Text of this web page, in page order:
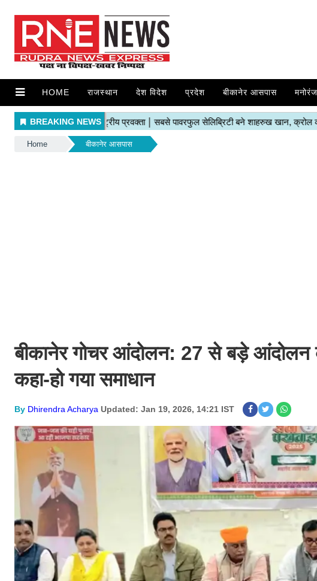
HOME राजस्थान देश विदेश प्रदेश बीकानेर आसपास
Home बीकानेर आसपास
बीकानेर गोचर आंदोलन: 27 से बड़े आंदोलन
कहा-हो गया समाधान
By Dhirendra Acharya Updated: Jan 19, 2026, 14:21 IST